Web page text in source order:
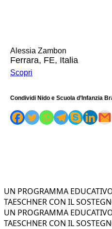
Alessia Zambon
Ferrara, FE, Italia
Scopri
Condividi Nido e Scuola d’Infanzia
UN PROGRAMMA
TAESCHNER CON IL
UN PROGRAMMA
TAESCHNER CON IL